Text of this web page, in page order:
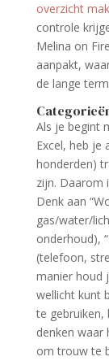
overzicht
controle
Melina on
aanpakt,
de lange
Als je begint
Excel, heb je
honderden)
zijn. Daarom
Denk aan
gas/water/
onderhoud),
(telefoon,
manier houd
wellicht kunt
te gebruiken,
denken
om trouw te